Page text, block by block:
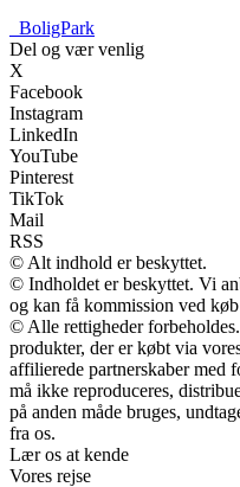
BoligPark
Del og vær venlig
X
Facebook
Instagram
LinkedIn
YouTube
Pinterest
TikTok
Mail
RSS
© Alt indhold er beskyttet.
© Indholdet er beskyttet. Vi
og kan få kommission ved
© Alle rettigheder
produkter, der er købt via
affilierede partnerskaber med
må ikke reproduceres,
på anden måde bruges,
fra os.
Lær os at kende
Vores rejse